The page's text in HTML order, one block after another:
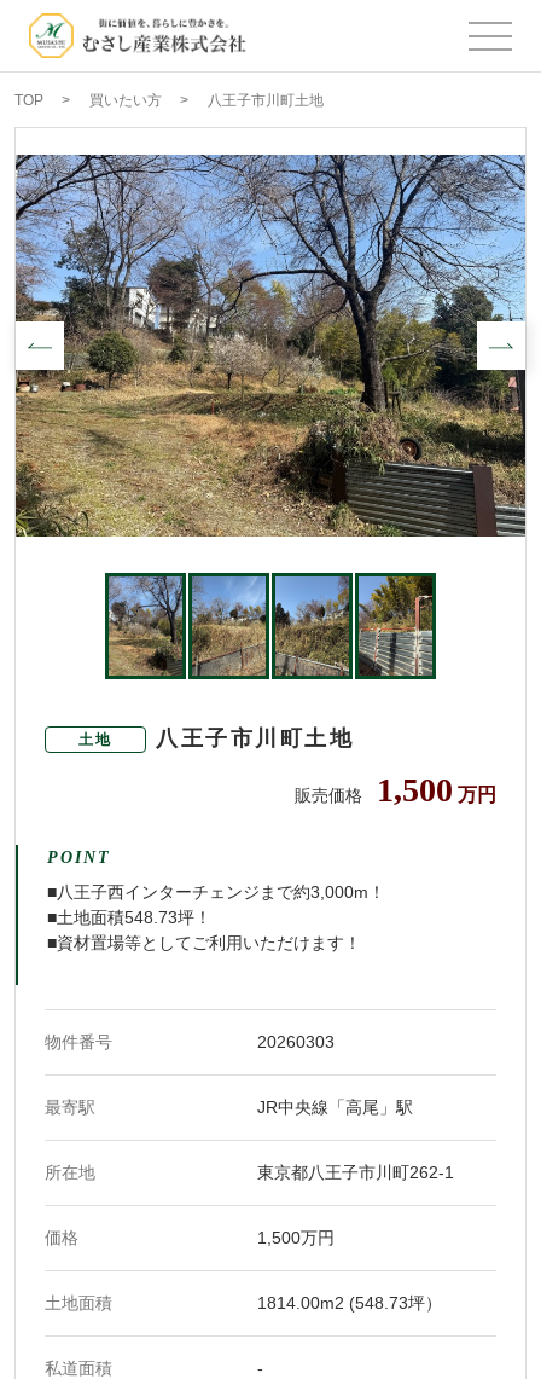
TOP 買いたい方 八王子市川町土地
土地 八王子市川町土地
販売価格 1,500 万円
POINT
■八王子西インターチェンジまで約3,000m！
■土地面積548.73坪！
■資材置場等としてご利用いただけます！
物件番号 20260303
最寄駅 JR中央線「高尾」駅
所在地 東京都八王子市川町262-1
価格 1,500万円
土地面積 1814.00m2 (548.73坪）
私道面積 -